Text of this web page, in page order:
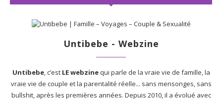
Untibebe - Webzine
Untibebe, c’est LE webzinequi parle de la vraie vie de famille, la
vraie vie de couple et la parentalité réelle... sans mensonges, sans
bullshit, après les premières années. Depuis 2010, il a évolué avec